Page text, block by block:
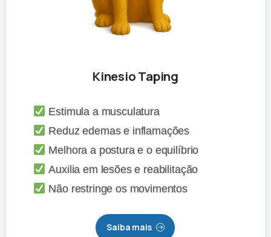
Kinesio Taping
Estimula a musculatura
Reduz edemas e inflamações
Melhora a postura e o equilíbrio
Auxilia em lesões e reabilitação
Não restringe os movimentos
Saiba mais